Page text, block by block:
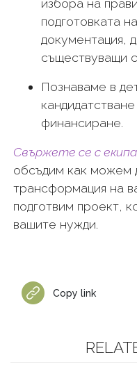
избора на
подготовката
документация,
съществуващи
Познаваме в
финансиране.
Свържете се с
обсъдим как можем
трансформация на
подготвим проект,
вашите нужди.
Copy link